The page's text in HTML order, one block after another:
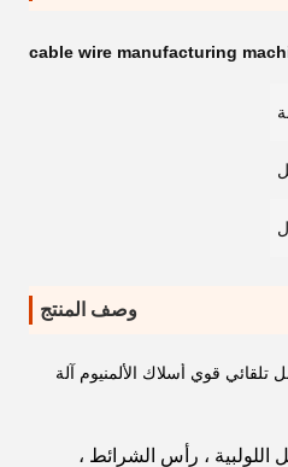
cable wire manufacturing
وصف المنتج
بيع 64 بكرة كامل تلقائي قوي أسلاك الألمنيوم آلة
اللولبية ، رأس الشرائط ،